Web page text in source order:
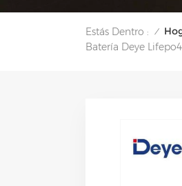
Estás Dentro : /
Batería Deye